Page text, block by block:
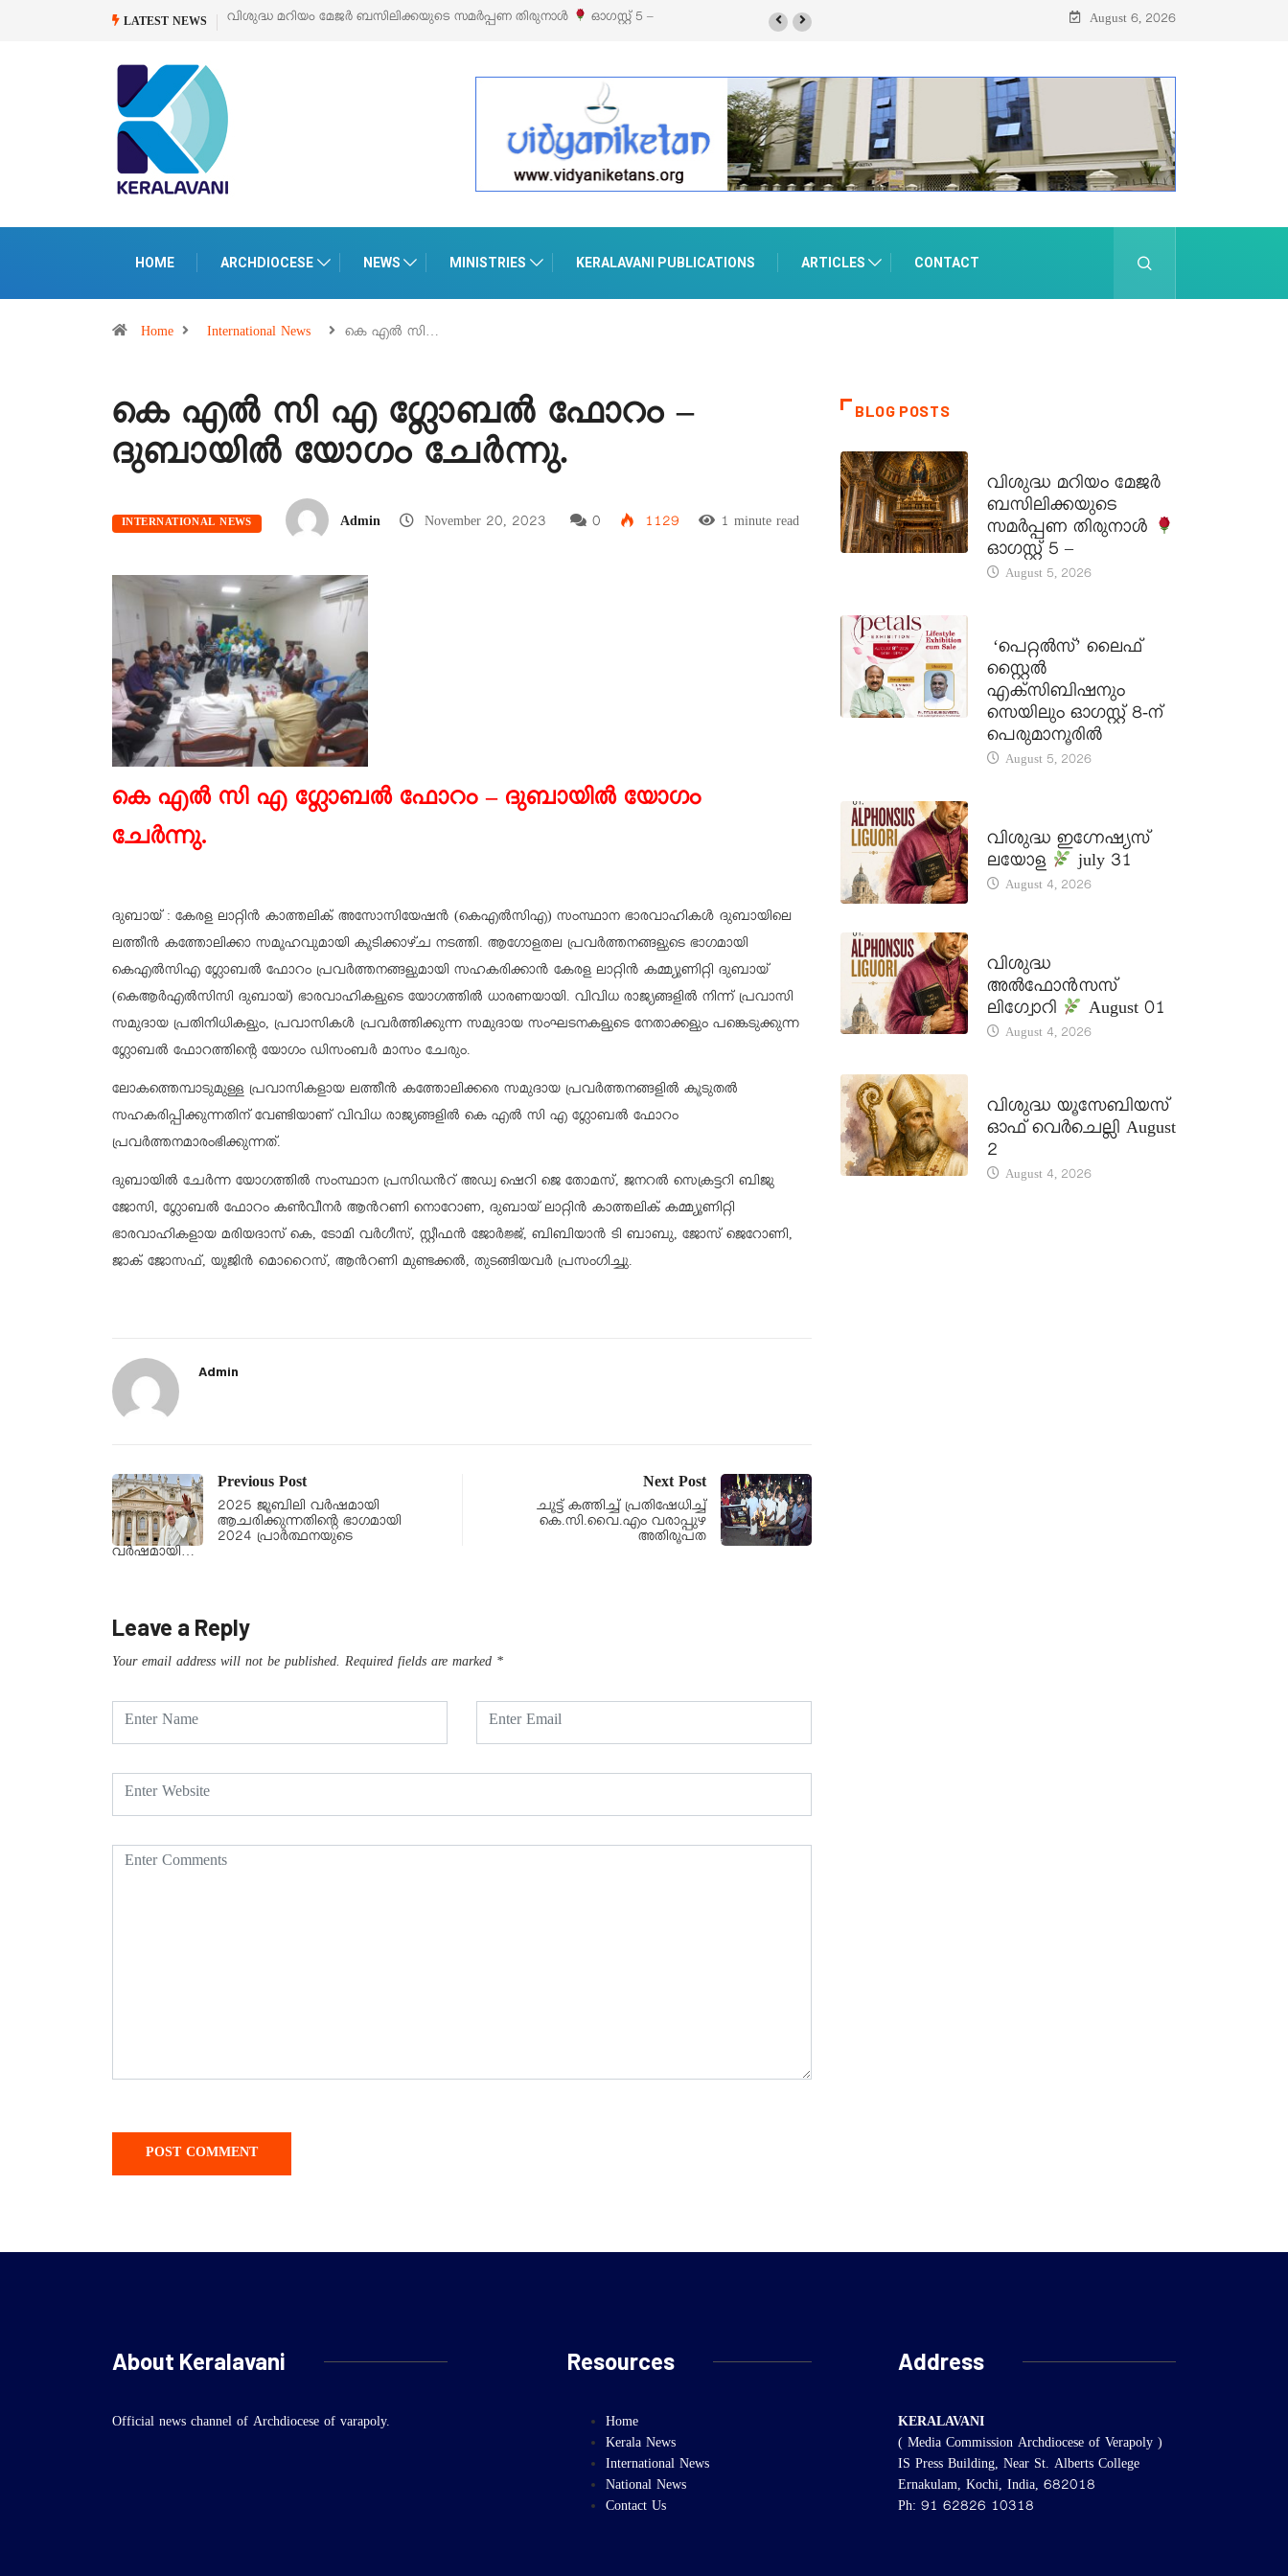
LATEST NEWS വിശുദ്ധ മറിയം മേജർ ബസിലിക്കയുടെ സമർപ്പണ തിരുനാൾ ഓഗസ്റ്റ് 5 – August 6, 2026
HOME ARCHDIOCESE NEWS MINISTRIES KERALAVANI PUBLICATIONS ARTICLES CONTACT
Home International News കെ എൽ സി…
കെ എൽ സി എ ഗ്ലോബൽ ഫോറം –
ദുബായിൽ യോഗം ചേർന്നു.
INTERNATIONAL NEWS Admin November 20, 2023 0 1129 1 minute read
കെ എൽ സി എ ഗ്ലോബൽ ഫോറം – ദുബായിൽ യോഗം
ചേർന്നു.
ദുബായ് : കേരള ലാറ്റിൻ കാത്തലിക് അസോസിയേഷൻ (കെഎൽസിഎ) സംസ്ഥാന ഭാരവാഹികൾ ദുബായിലെ
ലത്തീൻ കത്തോലിക്കാ സമൂഹവുമായി കൂടിക്കാഴ്ച നടത്തി. ആഗോളതല പ്രവർത്തനങ്ങളുടെ ഭാഗമായി
കെഎൽസിഎ ഗ്ലോബൽ ഫോറം പ്രവർത്തനങ്ങളുമായി സഹകരിക്കാൻ കേരള ലാറ്റിൻ കമ്മ്യൂണിറ്റി ദുബായ്
(കെആർഎൽസിസി ദുബായ്) ഭാരവാഹികളുടെ യോഗത്തിൽ ധാരണയായി. വിവിധ രാജ്യങ്ങളിൽ നിന്ന് പ്രവാസി
സമുദായ പ്രതിനിധികളും, പ്രവാസികൾ പ്രവർത്തിക്കുന്ന സമുദായ സംഘടനകളുടെ നേതാക്കളും പങ്കെടുക്കുന്ന
ഗ്ലോബൽ ഫോറത്തിന്റെ യോഗം ഡിസംബർ മാസം ചേരും.
ലോകത്തെമ്പാടുമുള്ള പ്രവാസികളായ ലത്തീൻ കത്തോലിക്കരെ സമുദായ പ്രവർത്തനങ്ങളിൽ കൂടുതൽ
സഹകരിപ്പിക്കുന്നതിന് വേണ്ടിയാണ് വിവിധ രാജ്യങ്ങളിൽ കെ എൽ സി എ ഗ്ലോബൽ ഫോറം
പ്രവർത്തനമാരംഭിക്കുന്നത്.
ദുബായിൽ ചേർന്ന യോഗത്തിൽ സംസ്ഥാന പ്രസിഡൻറ് അഡ്വ ഷെറി ജെ തോമസ്, ജനറൽ സെക്രട്ടറി ബിജു
ജോസി, ഗ്ലോബൽ ഫോറം കൺവീനർ ആൻറണി നൊറോണ, ദുബായ് ലാറ്റിൻ കാത്തലിക് കമ്മ്യൂണിറ്റി
ഭാരവാഹികളായ മരിയദാസ് കെ, ടോമി വർഗീസ്, സ്റ്റീഫൻ ജോർജ്ജ്, ബിബിയാൻ ടി ബാബു, ജോസ് ജെറോണി,
ജാക് ജോസഫ്, യൂജിൻ മൊറൈസ്, ആൻറണി മുണ്ടക്കൽ, തുടങ്ങിയവർ പ്രസംഗിച്ചു.
Admin
Previous Post
2025 ജൂബിലി വര്‍ഷമായി
ആചരിക്കുന്നതിന്റെ ഭാഗമായി
2024 പ്രാര്‍ത്ഥനയുടെ
വര്‍ഷമായി…
Next Post
ചൂട്ട് കത്തിച്ച് പ്രതിഷേധിച്ച്
കെ.സി.വൈ.എം വരാപ്പുഴ
അതിരൂപത
Leave a Reply
Your email address will not be published. Required fields are marked *
BLOG POSTS
വിശുദ്ധ മറിയം മേജർ
ബസിലിക്കയുടെ
സമർപ്പണ തിരുനാൾ
ഓഗസ്റ്റ് 5 –
August 5, 2026
‘പെറ്റൽസ്’ ലൈഫ്
സ്റ്റൈൽ
എക്സിബിഷനും
സെയിലും ഓഗസ്റ്റ് 8-ന്
പെരുമാനൂരിൽ
August 5, 2026
വിശുദ്ധ ഇഗ്നേഷ്യസ്
ലയോള
july 31
August 4, 2026
വിശുദ്ധ
അൽഫോൻസസ്
ലിഗ്വോറി
August 01
August 4, 2026
വിശുദ്ധ യൂസേബിയസ്
ഓഫ് വെർചെല്ലി August
2
August 4, 2026
About Keralavani
Official news channel of Archdiocese of varapoly.
Resources
Home
Kerala News
International News
National News
Contact Us
Address
KERALAVANI
( Media Commission Archdiocese of Verapoly )
IS Press Building, Near St. Alberts College
Ernakulam, Kochi, India, 682018
Ph: 91 62826 10318